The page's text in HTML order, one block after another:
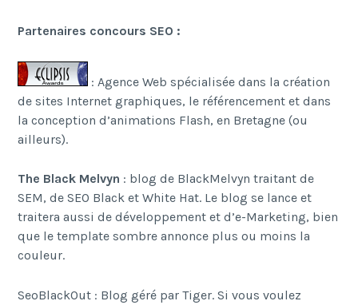
Partenaires concours SEO :
: Agence Web spécialisée dans la création
de sites Internet graphiques, le référencement et dans
la conception d’animations Flash, en Bretagne (ou
ailleurs).
The Black Melvyn : blog de BlackMelvyn traitant de
SEM, de SEO Black et White Hat. Le blog se lance et
traitera aussi de développement et d’e-Marketing, bien
que le template sombre annonce plus ou moins la
couleur.
SeoBlackOut : Blog géré par Tiger. Si vous voulez